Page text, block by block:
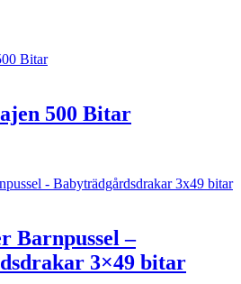
500 Bitar
Barnpussel –
3×49 bitar